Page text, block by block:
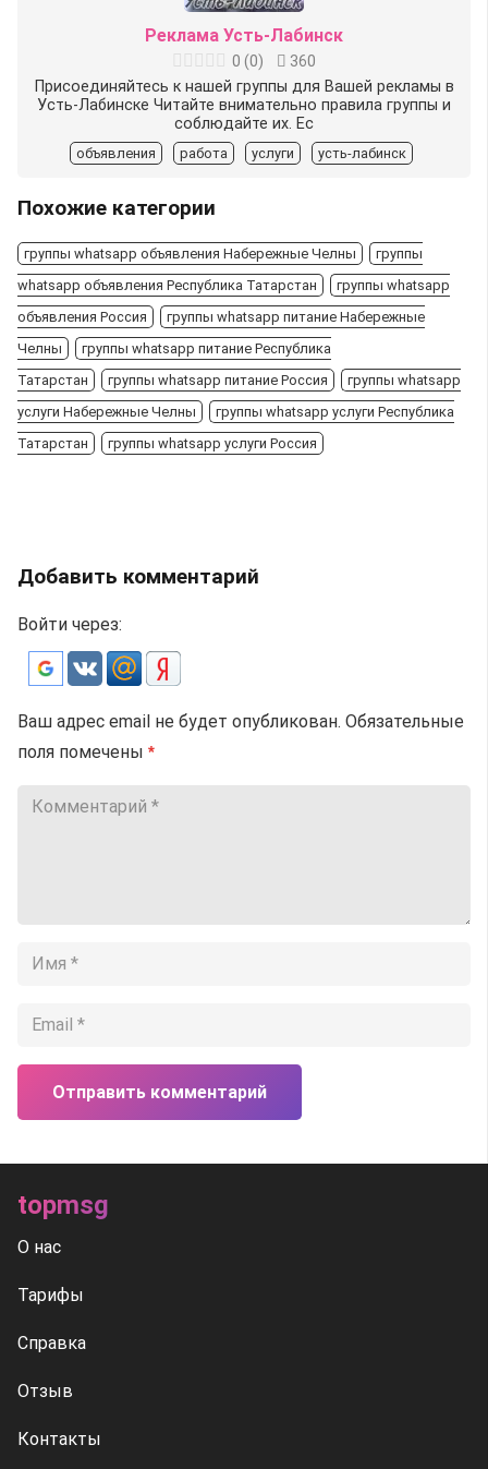
Реклама Усть-Лабинск
0 (0)
360
Присоединяйтесь к нашей группы для Вашей рекламы в
Усть-Лабинске Читайте внимательно правила группы и
соблюдайте их. Ес
объявления работа услуги усть-лабинск
Похожие категории
группы whatsapp объявления Набережные Челны
группы
whatsapp объявления Республика Татарстан
группы whatsapp
объявления Россия
группы whatsapp питание Набережные
Челны
группы whatsapp питание Республика
Татарстан
группы whatsapp питание Россия
группы whatsapp
услуги Набережные Челны
группы whatsapp услуги Республика
Татарстан
группы whatsapp услуги Россия
Добавить комментарий
Войти через:
Ваш адрес email не будет опубликован. Обязательные
поля помечены *
Отправить комментарий
topmsg
О нас
Тарифы
Справка
Отзыв
Контакты